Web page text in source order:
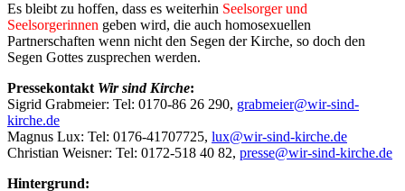
Es bleibt zu hoffen, dass es weiterhin Seelsorger und
Seelsorgerinnen geben wird, die auch homosexuellen
Partnerschaften wenn nicht den Segen der Kirche, so doch den
Segen Gottes zusprechen werden.
Pressekontakt Wir sind Kirche:
Sigrid Grabmeier: Tel: 0170-86 26 290, grabmeier@wir-sind-
kirche.de
Magnus Lux: Tel: 0176-41707725, lux@wir-sind-kirche.de
Christian Weisner: Tel: 0172-518 40 82, presse@wir-sind-kirche.de
Hintergrund: